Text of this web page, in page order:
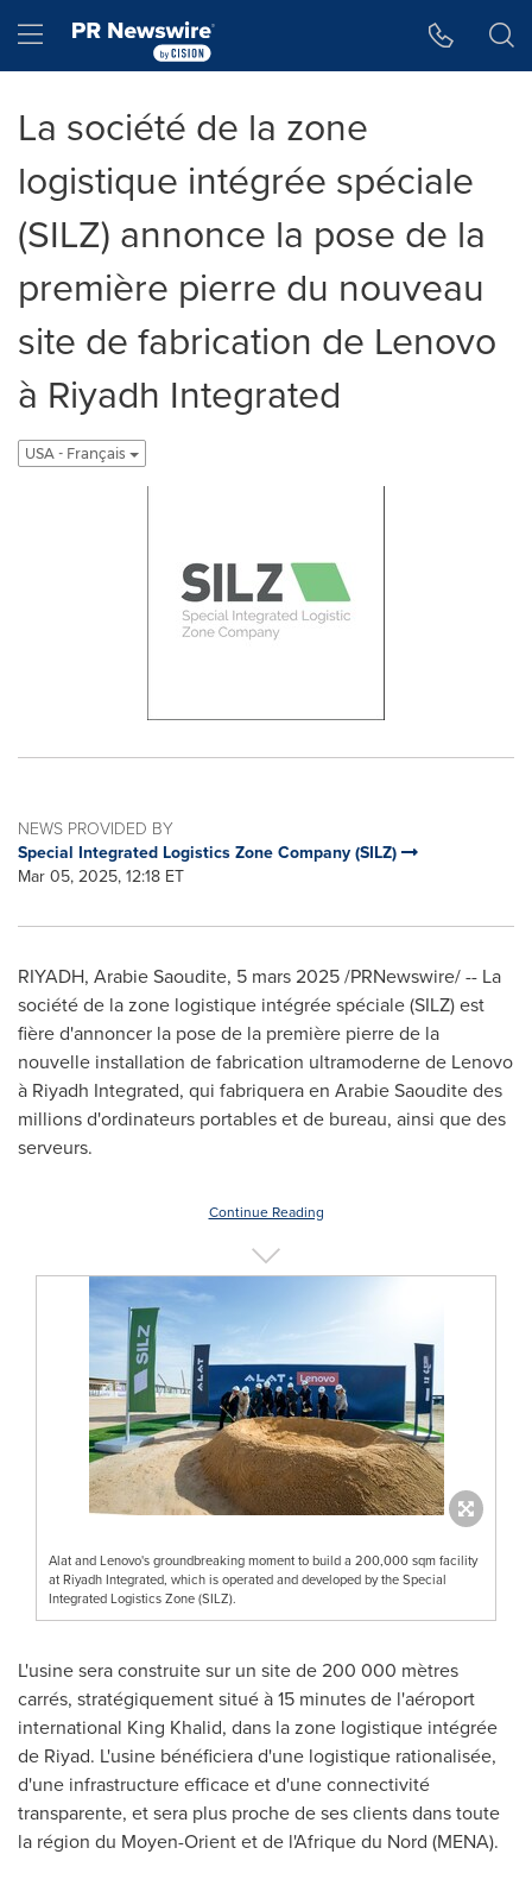
Hamburger menu
La société de la zone
logistique intégrée spéciale
(SILZ) annonce la pose de la
première pierre du nouveau
site de fabrication de Lenovo
à Riyadh Integrated
USA - Français
NEWS PROVIDED BY
Special Integrated Logistics Zone Company (SILZ)
Mar 05, 2025, 12:18 ET
RIYADH, Arabie Saoudite, 5 mars 2025/PRNewswire/ -- La
société de la zone logistique intégrée spéciale (SILZ) est
fière d'annoncer la pose de la première pierre de la
nouvelle installation de fabrication ultramoderne de Lenovo
à Riyadh Integrated, qui fabriquera en Arabie Saoudite des
millions d'ordinateurs portables et de bureau, ainsi que des
serveurs.
Continue Reading
Alat and Lenovo's groundbreaking moment to build a 200,000 sqm facility
at Riyadh Integrated, which is operated and developed by the Special
Integrated Logistics Zone (SILZ).
L'usine sera construite sur un site de 200 000 mètres
carrés, stratégiquement situé à 15 minutes de l'aéroport
international King Khalid, dans la zone logistique intégrée
de Riyad. L'usine bénéficiera d'une logistique rationalisée,
d'une infrastructure efficace et d'une connectivité
transparente, et sera plus proche de ses clients dans toute
la région du Moyen-Orient et de l'Afrique du Nord (MENA).